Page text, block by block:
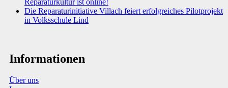
Reparaturkultur ist online!
Die Reparaturinitiative Villach feiert erfolgreiches Pilotprojekt
in Volksschule Lind
Informationen
Über uns